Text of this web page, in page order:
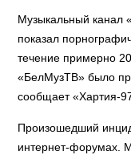
Музыкальный канал
показал
течение примерно
«БелМузТВ» было
сообщает «Хартия-
Произошедший
интернет-форумах.